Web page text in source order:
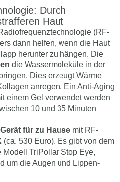
Durch
Haut
(RF-
dann helfen, wenn die Haut
herunter zu hängen. Die
die Wassermoleküle in der
Dies erzeugt Wärme
anregen. Ein Anti-Aging
einem Gel verwendet werden
10 und 35 Minuten
für zu Hause mit RF-
(ca. 530 Euro). Es gibt von dem
Modell TriPollar Stop Eye,
um die Augen und Lippen-